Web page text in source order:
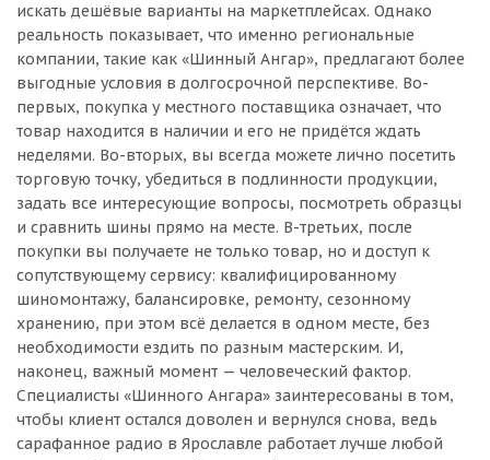
искать дешёвые варианты на маркетплейсах. Однако
реальность показывает, что именно региональные
компании, такие как «Шинный Ангар», предлагают более
выгодные условия в долгосрочной перспективе. Во-
первых, покупка у местного поставщика означает, что
товар находится в наличии и его не придётся ждать
неделями. Во-вторых, вы всегда можете лично посетить
торговую точку, убедиться в подлинности продукции,
задать все интересующие вопросы, посмотреть образцы
и сравнить шины прямо на месте. В-третьих, после
покупки вы получаете не только товар, но и доступ к
сопутствующему сервису: квалифицированному
шиномонтажу, балансировке, ремонту, сезонному
хранению, при этом всё делается в одном месте, без
необходимости ездить по разным мастерским. И,
наконец, важный момент — человеческий фактор.
Специалисты «Шинного Ангара» заинтересованы в том,
чтобы клиент остался доволен и вернулся снова, ведь
сарафанное радио в Ярославле работает лучше любой